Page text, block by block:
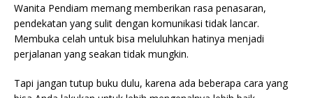
Wanita Pendiam memang memberikan rasa penasaran,
pendekatan yang sulit dengan komunikasi tidak lancar.
Membuka celah untuk bisa meluluhkan hatinya menjadi
perjalanan yang seakan tidak mungkin.
Tapi jangan tutup buku dulu, karena ada beberapa cara yang